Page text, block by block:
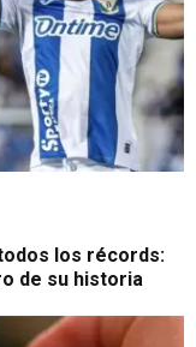
los récords:
de su historia